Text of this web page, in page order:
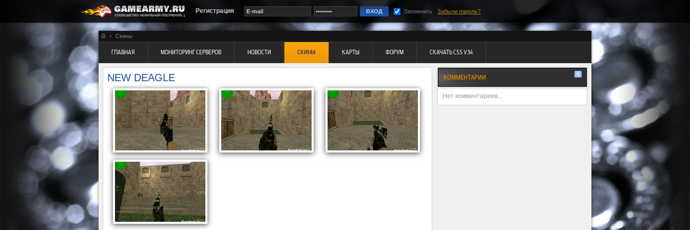
Регистрация Запомнить Забыли пароль?
Скины
ГЛАВНАЯ МОНИТОРИНГ СЕРВЕРОВ НОВОСТИ СКИНЫ КАРТЫ ФОРУМ СКАЧАТЬ CSS V34
NEW DEAGLE КОММЕНТАРИИ 0
Нет комментариев...